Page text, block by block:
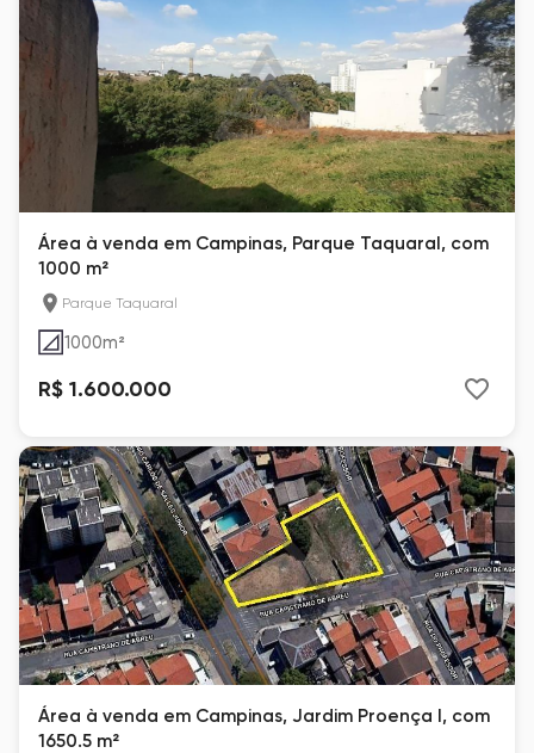
Área à venda em Campinas, Parque Taquaral, com
1000 m²
Parque Taquaral
1000m²
R$ 1.600.000
Área à venda em Campinas, Jardim Proença I, com
1650.5 m²